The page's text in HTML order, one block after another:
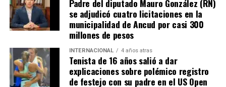
Tomás, los pasos siguen quemando los pies de Fernando
en pos de que cada kilómetro recorrido, signifique más
que una llegada a Santiago, un arribo a la cura de su hijo
Actualmente, Gómez se encuentra en Santiago
realizando trámites y participando como invitada en
Padre del diputado Mauro González (RN)
se adjudicó cuatro licitaciones en la
municipalidad de Ancud por casi 300
millones de pesos
INTERNACIONAL 4 años atras
Tenista de 16 años salió a dar
explicaciones sobre polémico registro
de festejo con su padre en el US Open